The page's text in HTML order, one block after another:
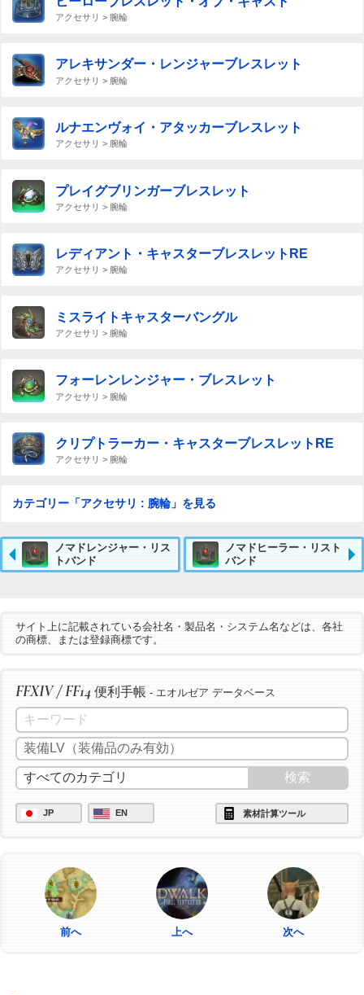
アクセサリ > 腕輪
アレキサンダー・レンジャーブレスレット
アクセサリ > 腕輪
ルナエンヴォイ・アタッカーブレスレット
アクセサリ > 腕輪
プレイグブリンガーブレスレット
アクセサリ > 腕輪
レディアント・キャスターブレスレットRE
アクセサリ > 腕輪
ミスライトキャスターバングル
アクセサリ > 腕輪
フォーレンレンジャー・ブレスレット
アクセサリ > 腕輪
クリプトラーカー・キャスターブレスレットRE
アクセサリ > 腕輪
カテゴリー「アクセサリ : 腕輪」を見る
ノマドレンジャー・リス
トバンド
ノマドヒーラー・リスト
バンド
サイト上に記載されている会社名・製品名・システム名などは、各社
の商標、または登録商標です。
FFXIV / FF14 便利手帳 - エオルゼア データベース
JP EN 素材計算ツール
前へ 上へ 次へ